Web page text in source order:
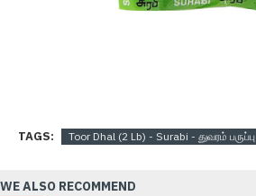
TAGS: Toor Dhal (2 Lb) - Surabi - துவரம் பருப்பு
WE ALSO RECOMMEND